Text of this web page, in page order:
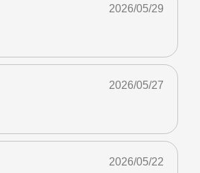
2026/05/29
2026/05/27
2026/05/22